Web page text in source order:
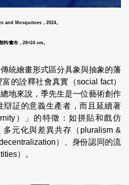
and Mosquitoes，2024。
料∕畫布，28×24 cm。
統繪畫形式區分具象與抽象的藩
的詮釋社會真實（social fact）
地來說，季先生是一位藝術創作
辯証的意義生產者，而且延續著
）」的特徵：如拼貼和戲仿
多元化與差異共存（pluralism &
）、身份認同的流
）。